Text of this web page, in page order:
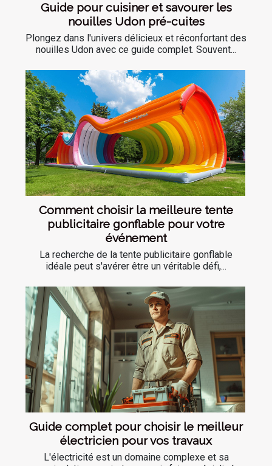
Guide pour cuisiner et savourer les
nouilles Udon pré-cuites
Plongez dans l'univers délicieux et réconfortant des
nouilles Udon avec ce guide complet. Souvent...
Comment choisir la meilleure tente
publicitaire gonflable pour votre
événement
La recherche de la tente publicitaire gonflable
idéale peut s'avérer être un véritable défi,...
Guide complet pour choisir le meilleur
électricien pour vos travaux
L'électricité est un domaine complexe et sa